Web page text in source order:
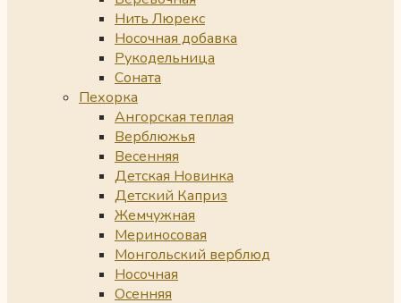
Нить Люрекс
Носочная добавка
Рукодельница
Соната
Пехорка
Ангорская теплая
Верблюжья
Весенняя
Детская Новинка
Детский Каприз
Жемчужная
Мериносовая
Монгольский верблюд
Носочная
Осенняя